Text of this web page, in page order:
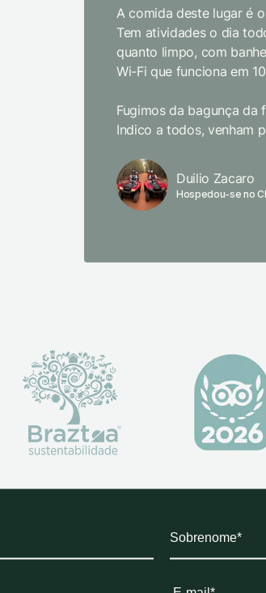
A comida deste lugar é
Tem atividades o dia
quanto limpo, com
Wi-Fi que funciona em
Fugimos da bagunça da
Indico a todos, venham
Duilio Zacaro
Hospedou-se no